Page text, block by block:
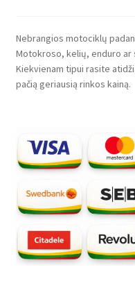
Nebrangios motociklų
Motokroso, kelių, enduro
Kiekvienam tipui rasite
pačią geriausią rinkos kainą.